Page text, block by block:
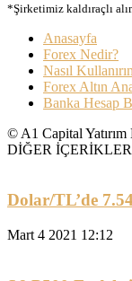
*Şirketimiz kaldıraçlı
Anasayfa
Forex Nedir?
Nasıl
Forex Altın
Banka Hesap
© A1 Capital
DİĞER İÇERİKLER
Dolar/TL’de
Mart 4 2021 12:12